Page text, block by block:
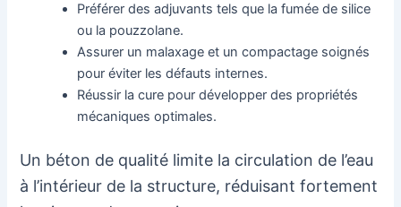
Préférer des adjuvants tels que la fumée de silice
ou la pouzzolane.
Assurer un malaxage et un compactage soignés
pour éviter les défauts internes.
Réussir la cure pour développer des propriétés
mécaniques optimales.
Un béton de qualité limite la circulation de l’eau
à l’intérieur de la structure, réduisant fortement